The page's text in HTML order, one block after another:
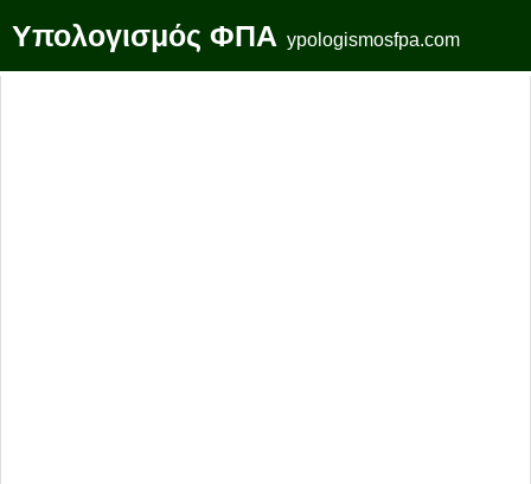
Υπολογισμός ΦΠΑ ypologismosfpa.com